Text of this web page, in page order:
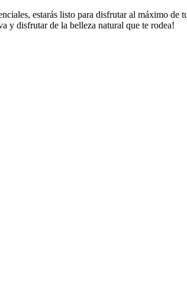
estarás listo para disfrutar al máximo de
y disfrutar de la belleza natural que te rodea!